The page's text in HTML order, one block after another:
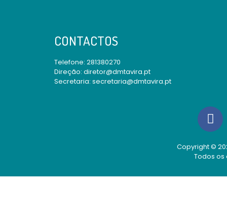
CONTACTOS
Telefone: 281380270
Direção: diretor@dmtavira.pt
Secretaria: secretaria@dmtavira.pt
Copyright ©
Todos